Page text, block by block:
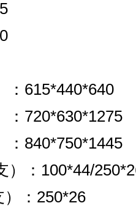
： 615*440*640
： 720*630*1275
： 840*750*1445
） ： 100*44/
： 250*26